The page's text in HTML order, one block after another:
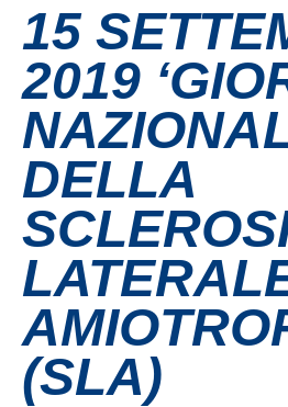
Eventi
Archivio
Contatti
Grandi eventi
Ospedale Virtuale
MotoRare
15
2019
DELLA
(SLA)